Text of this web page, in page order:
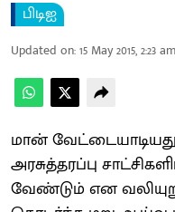
பிடிஐ
Updated on:15 May 2015, 2:23 am
மான்
அரசுத்தரப்பு
வேண்டும் என